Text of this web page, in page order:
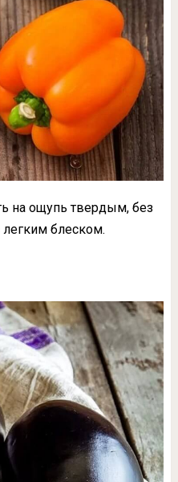
на ощупь твердым, без
блеском.